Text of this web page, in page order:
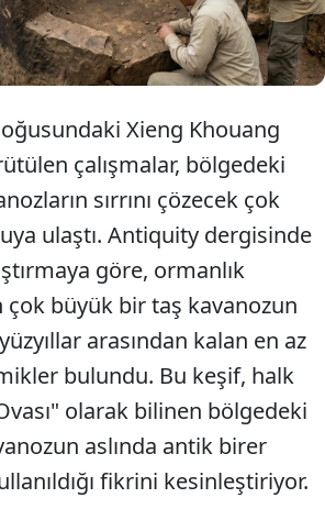
Xieng Khouang
çalışmalar, bölgedeki
sırrını çözecek çok
ulaştı. Antiquity dergisinde
göre, ormanlık
çok büyük bir taş kavanozun
arasından kalan en az
bulundu. Bu keşif, halk
olarak bilinen bölgedeki
aslında antik birer
fikrini kesinleştiriyor.